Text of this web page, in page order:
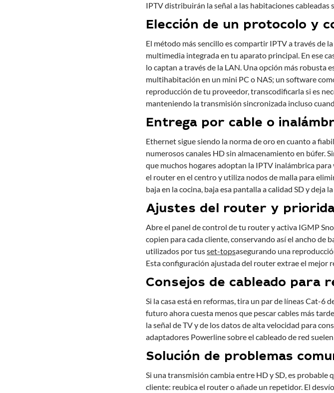
IPTV distribuirán la señal a las habitaciones cableadas
Elección de un protocolo y
El método más sencillo es compartir IPTV a través de
multimedia integrada en tu aparato principal. En ese
lo captan a través de la LAN. Una opción más robusta
multihabitación en un mini PC o NAS; un software
reproducción de tu proveedor, transcodificarla si es
manteniendo la transmisión sincronizada incluso
Entrega por cable o
Ethernet sigue siendo la norma de oro en cuanto a
numerosos canales HD sin almacenamiento en búfer.
que muchos hogares adoptan la IPTV inalámbrica
el router en el centro y utiliza nodos de malla para
baja en la cocina, baja esa pantalla a calidad SD y deja
Ajustes del router y
Abre el panel de control de tu router y activa IGMP
copien para cada cliente, conservando así el ancho de
utilizados por tusset-topsasegurando una
Esta configuración ajustada del router extrae el mejor
Consejos de cableado para
Si la casa está en reformas, tira un par de líneas Cat-6
futuro ahora cuesta menos que pescar cables más
la señal de TV y de los datos de alta velocidad para
adaptadores Powerline sobre el cableado de red
Solución de problemas
Si una transmisión cambia entre HD y SD, es
cliente: reubica el router o añade un repetidor. El